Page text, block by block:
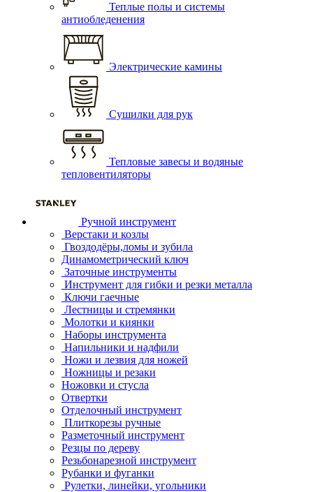
Теплые полы и системы
антиобледенения
Электрические камины
Сушилки для рук
Тепловые завесы и водяные
тепловентиляторы
Ручной инструмент
Верстаки и козлы
Гвоздодёры,ломы и зубила
Динамометрический ключ
Заточные инструменты
Инструмент для гибки и резки металла
Ключи гаечные
Лестницы и стремянки
Молотки и киянки
Наборы инструмента
Напильники и надфили
Ножи и лезвия для ножей
Ножницы и резаки
Ножовки и стусла
Отвертки
Отделочный инструмент
Плиткорезы ручные
Разметочный инструмент
Резцы по дереву
Резьбонарезной инструмент
Рубанки и фуганки
Рулетки, линейки, угольники